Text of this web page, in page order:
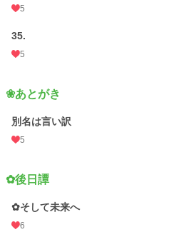
5
35.
5
❀あとがき
別名は言い訳
5
✿後日譚
✿そして未来へ
6